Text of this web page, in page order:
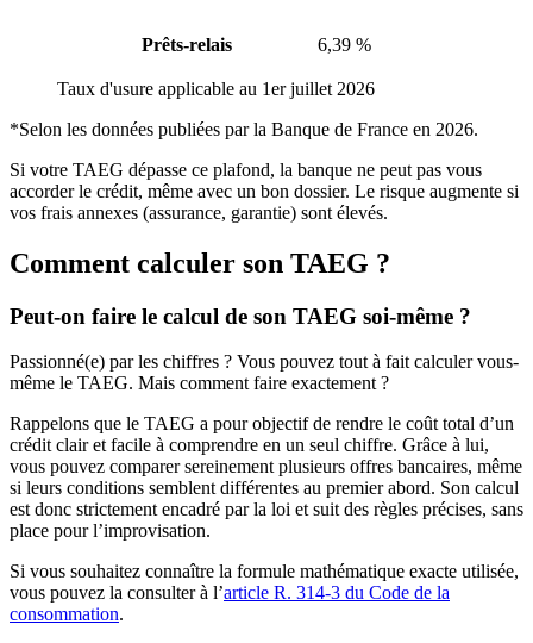
Prêts-relais 6,39 %
Taux d'usure applicable au 1er juillet 2026
*Selon les données publiées par la Banque de France en 2026.
Si votre TAEG dépasse ce plafond, la banque ne peut pas vous
accorder le crédit, même avec un bon dossier. Le risque augmente si
vos frais annexes (assurance, garantie) sont élevés.
Comment calculer son TAEG ?
Peut-on faire le calcul de son TAEG soi-même ?
Passionné(e) par les chiffres ? Vous pouvez tout à fait calculer vous-
même le TAEG. Mais comment faire exactement ?
Rappelons que le TAEG a pour objectif de rendre le coût total d’un
crédit clair et facile à comprendre en un seul chiffre. Grâce à lui,
vous pouvez comparer sereinement plusieurs offres bancaires, même
si leurs conditions semblent différentes au premier abord. Son calcul
est donc strictement encadré par la loi et suit des règles précises, sans
place pour l’improvisation.
Si vous souhaitez connaître la formule mathématique exacte utilisée,
vous pouvez la consulter à l’article R. 314-3 du Code de la
consommation.